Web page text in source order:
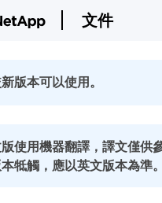
文件
版本可以使用。
使用機器翻譯，譯文僅供
牴觸，應以英文版本為準。